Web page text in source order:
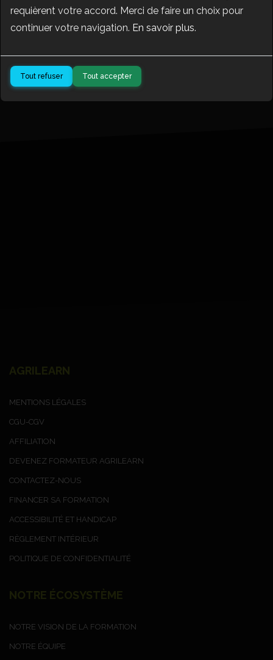
Documentaire
Agrilearn Éditions
AGRILEARN
MENTIONS LÉGALES
CGU-CGV
AFFILIATION
DEVENEZ FORMATEUR AGRILEARN
CONTACTEZ-NOUS
FINANCER SA FORMATION
ACCESSIBILITÉ ET HANDICAP
RÈGLEMENT INTÉRIEUR
POLITIQUE DE CONFIDENTIALITÉ
NOTRE ÉCOSYSTÈME
NOTRE VISION DE LA FORMATION
NOTRE ÉQUIPE
requièrent votre accord. Merci de faire un choix pour
continuer votre navigation. En savoir plus.
Tout refuser Tout accepter